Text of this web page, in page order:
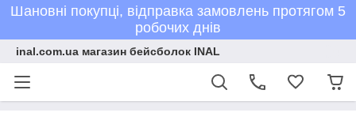
Шановні покупці, відправка замовлень протягом 5
робочих днів
inal.com.ua магазин бейсболок INAL